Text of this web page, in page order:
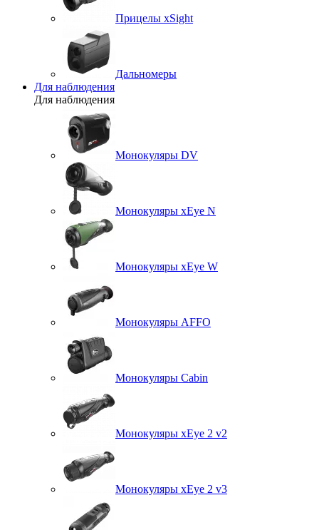
Прицелы xSight
Дальномеры
Для наблюдения
Для наблюдения
Монокуляры DV
Монокуляры xEye N
Монокуляры xEye W
Монокуляры AFFO
Монокуляры Cabin
Монокуляры xEye 2 v2
Монокуляры xEye 2 v3